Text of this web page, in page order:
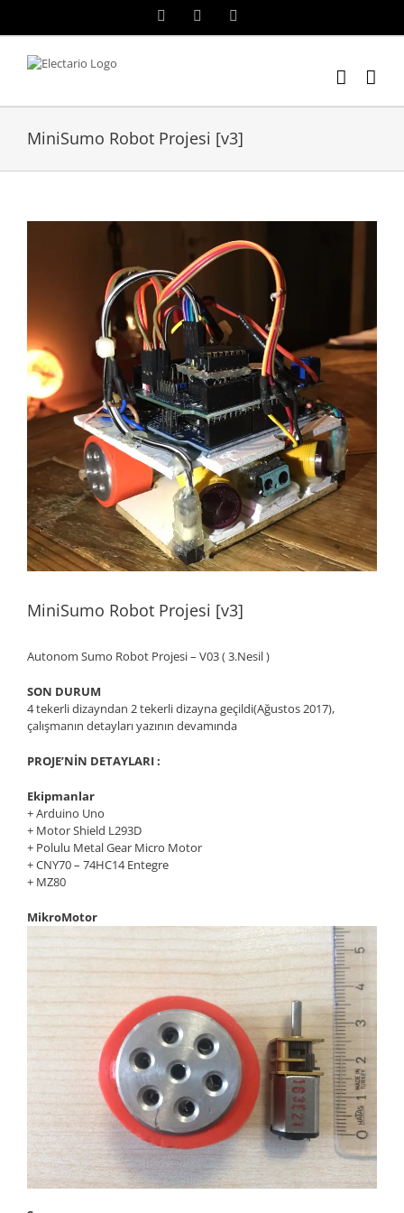
content
InstagramTwitter
MiniSumo Robot Projesi [v3]
MiniSumo Robot Projesi [v3]
Autonom Sumo Robot Projesi – V03 ( 3.Nesil )
SON DURUM
4 tekerli dizayndan 2 tekerli dizayna geçildi(Ağustos 2017),
çalışmanın detayları yazının devamında
PROJE’NİN DETAYLARI :
Ekipmanlar
+ Arduino Uno
+ Motor Shield L293D
+ Polulu Metal Gear Micro Motor
+ CNY70 – 74HC14 Entegre
+ MZ80
MikroMotor